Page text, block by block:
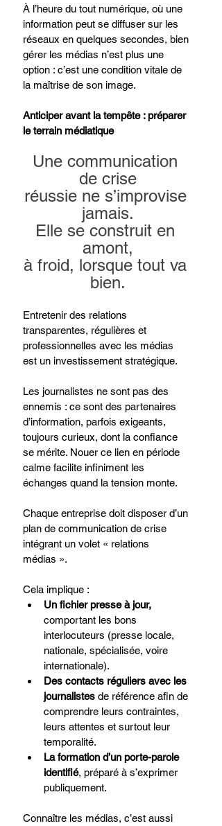
À l’heure du tout numérique, où une
information peut se diffuser sur les
réseaux en quelques secondes, bien
gérer les médias n’est plus une
option : c’est une condition vitale de
la maîtrise de son image.
Anticiper avant la tempête : préparer
le terrain médiatique
Une communication
de crise
réussie ne s’improvise
jamais.
Elle se construit en
amont,
à froid, lorsque tout va
bien.
Entretenir des relations
transparentes, régulières et
professionnelles avec les médias
est un investissement stratégique.
Les journalistes ne sont pas des
ennemis : ce sont des partenaires
d’information, parfois exigeants,
toujours curieux, dont la confiance
se mérite. Nouer ce lien en période
calme facilite infiniment les
échanges quand la tension monte.
Chaque entreprise doit disposer d’un
plan de communication de crise
intégrant un volet « relations
médias ».
Cela implique :
Un fichier presse à jour,
comportant les bons
interlocuteurs (presse locale,
nationale, spécialisée, voire
internationale).
Des contacts réguliers avec les
journalistes de référence afin de
comprendre leurs contraintes,
leurs attentes et surtout leur
temporalité.
La formation d’un porte-parole
identifié, préparé à s’exprimer
publiquement.
Connaître les médias, c’est aussi